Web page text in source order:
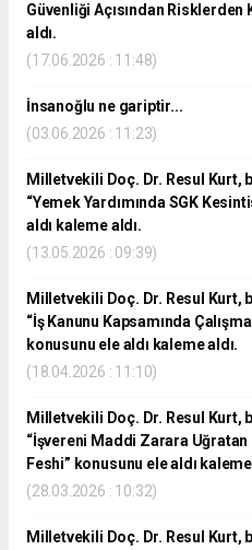
Güvenliği Açısından
aldı.
(17.06.2026 : 11:48)
İnsanoğlu ne gariptir...
(03.06.2026 : 11:23)
Milletvekili Doç. Dr. Resul Kurt,
“Yemek Yardımında SGK
aldı kaleme aldı.
(13.05.2026 : 09:39)
Milletvekili Doç. Dr. Resul Kurt,
“İş Kanunu Kapsamında
konusunu ele aldı kaleme aldı.
(18.04.2026 : 11:10)
Milletvekili Doç. Dr. Resul Kurt,
“İşvereni Maddi Zarara
Feshi” konusunu ele aldı
(28.03.2026 : 10:32)
Milletvekili Doç. Dr. Resul Kurt,